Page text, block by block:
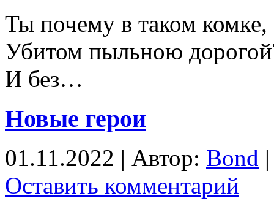
Ты почему в таком комке,
Убитом пыльною
И без…
Новые герои
01.11.2022 | Автор: Bond
Оставить комментарий